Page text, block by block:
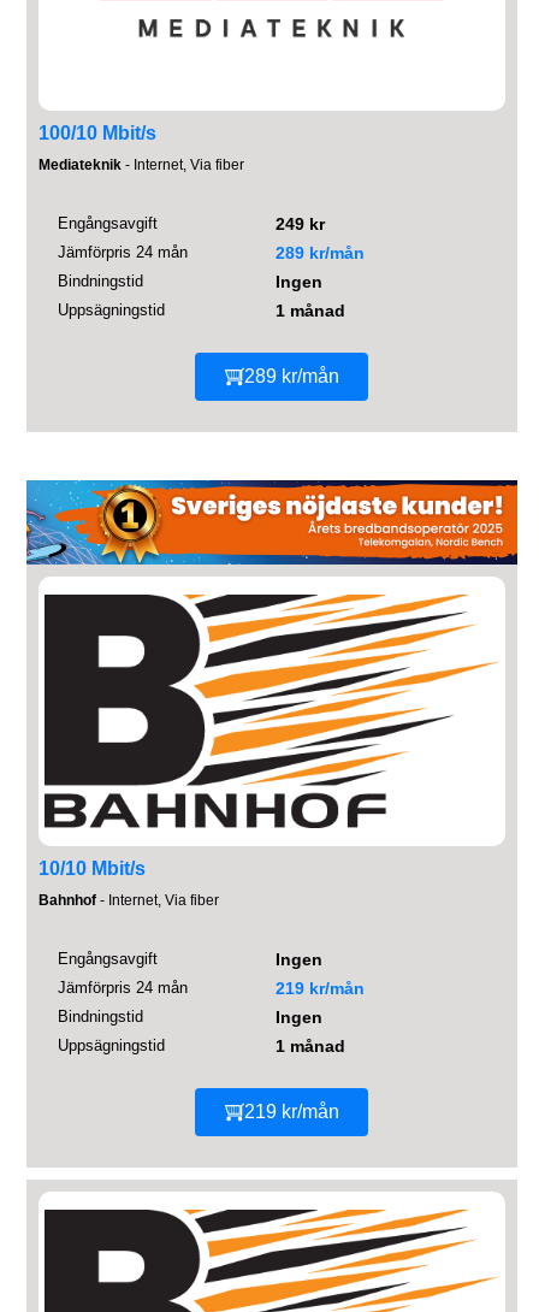
100/10 Mbit/s
Mediateknik - Internet, Via fiber
Engångsavgift 249 kr
Jämförpris 24 mån 289 kr/mån
Bindningstid Ingen
Uppsägningstid 1 månad
289 kr/mån
10/10 Mbit/s
Bahnhof - Internet, Via fiber
Engångsavgift Ingen
Jämförpris 24 mån 219 kr/mån
Bindningstid Ingen
Uppsägningstid 1 månad
219 kr/mån